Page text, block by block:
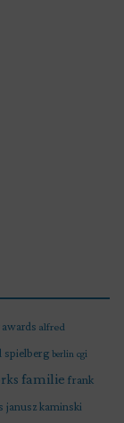
awards alfred
spielberg berlin cgi
familie frank
janusz kaminski